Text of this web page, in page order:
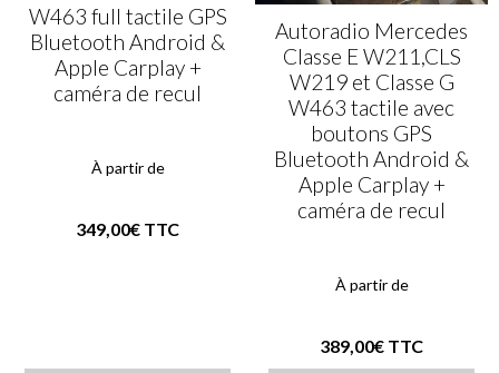
W463 full tactile GPS
Bluetooth Android &
Apple Carplay +
caméra de recul
À partir de
349,00€ TTC
Autoradio Mercedes
Classe E W211,CLS
W219 et Classe G
W463 tactile avec
boutons GPS
Bluetooth Android &
Apple Carplay +
caméra de recul
À partir de
389,00€ TTC